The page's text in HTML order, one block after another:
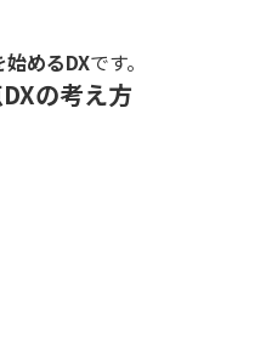
始めるDXです。
の考え方